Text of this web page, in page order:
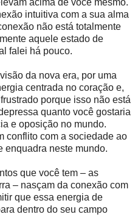
acima de você mesmo.
intuitiva com a sua alma
não está totalmente
aquele estado de
falei há pouco.
da nova era, por uma
centrada no coração e,
porque isso não está
quanto você gostaria
e oposição no mundo.
conflito com a sociedade ao
enquadra neste mundo.
que você tem – as
– nasçam da conexão com
que essa energia de
dentro do seu campo